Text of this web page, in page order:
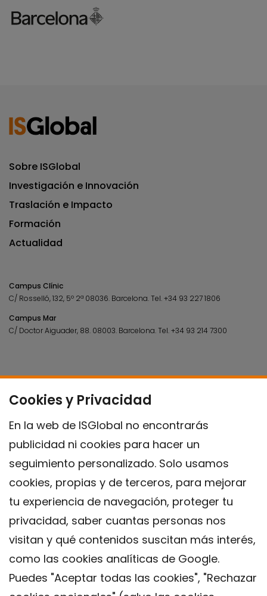
Cookies y Privacidad
En la web de ISGlobal no encontrarás
publicidad ni cookies para hacer un
seguimiento personalizado. Solo usamos
cookies, propias y de terceros, para mejorar
tu experiencia de navegación, proteger tu
privacidad, saber cuantas personas nos
visitan y qué contenidos suscitan más interés,
como las cookies analíticas de Google.
Puedes "Aceptar todas las cookies", "Rechazar
Sobre ISGlobal
Investigación e Innovación
Traslación e Impacto
Formación
Actualidad
Campus Clínic
C/ Rosselló, 132, 5º 2ª 08036. Barcelona.Tel.+34 93 227 1806
Campus Mar
C/ Doctor Aiguader, 88. 08003. Barcelona.Tel.+34 93 214 7300